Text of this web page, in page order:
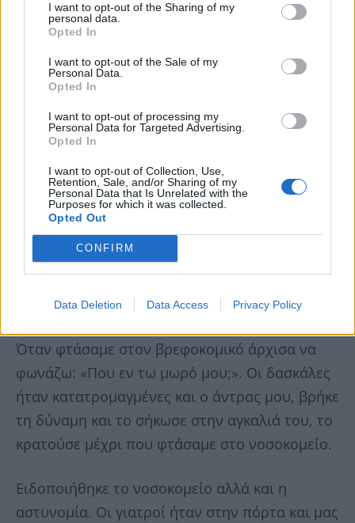
I want to opt-out of the Sharing of my
personal data.
Opted In
I want to opt-out of the Sale of my
Personal Data.
Opted In
I want to opt-out of processing my
Personal Data for Targeted Advertising.
Opted In
I want to opt-out of Collection, Use,
Retention, Sale, and/or Sharing of my
Personal Data that Is Unrelated with the
Purposes for which it was collected.
Opted Out
CONFIRM
Data Deletion Data Access Privacy Policy
Όταν φτάσαμε στον βρεφοκομικό άρχισα να
φωνάζω: «Που εν τω μωρό μου;». Οι δασκάλες
ήταν κατατρομαγμένες και ο άντρας μου, βρήκε
τη δύναμη και το σήκωσε στην αγκαλιά του, το
κρατούσε μέχρι που φτάσαμε στο νοσοκομείο.
Ειδοποιήθηκε το νοσοκομείο αλλά και η
αστυνομία. Οι γιατροί ήταν στην πόρτα και μας